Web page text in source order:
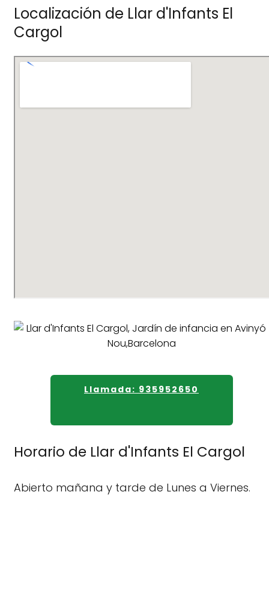
Localización de Llar d'Infants El
Cargol
Llamada: 935952650
Horario de Llar d'Infants El Cargol
Abierto mañana y tarde de Lunes a Viernes.